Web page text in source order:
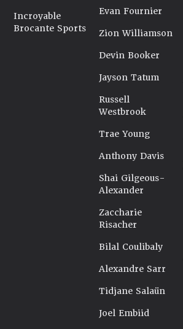
Incroyable
Brocante Sports
Evan Fournier
Zion Williamson
Devin Booker
Jayson Tatum
Russell
Westbrook
Trae Young
Anthony Davis
Shai Gilgeous-
Alexander
Zaccharie
Risacher
Bilal Coulibaly
Alexandre Sarr
Tidjane Salaün
Joel Embiid